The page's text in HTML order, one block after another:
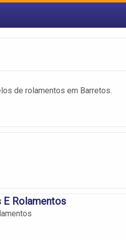
de rolamentos em Barretos.
E Rolamentos